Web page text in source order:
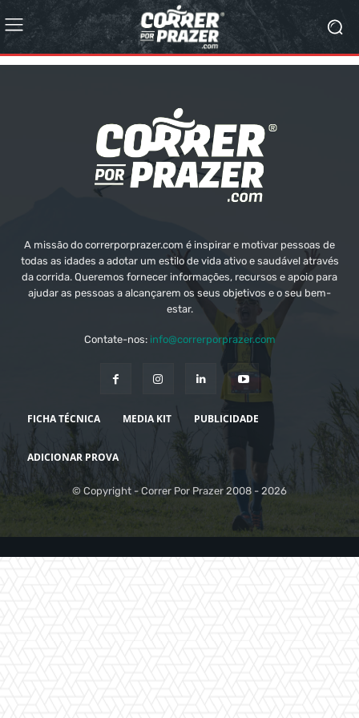
A missão do correrporprazer.com é inspirar e motivar pessoas de
todas as idades a adotar um estilo de vida ativo e saudável através
da corrida. Queremos fornecer informações, recursos e apoio para
ajudar as pessoas a alcançarem os seus objetivos e o seu bem-
estar.
Contate-nos: info@correrporprazer.com
FICHA TÉCNICA MEDIA KIT PUBLICIDADE
ADICIONAR PROVA
© Copyright - Correr Por Prazer 2008 - 2026